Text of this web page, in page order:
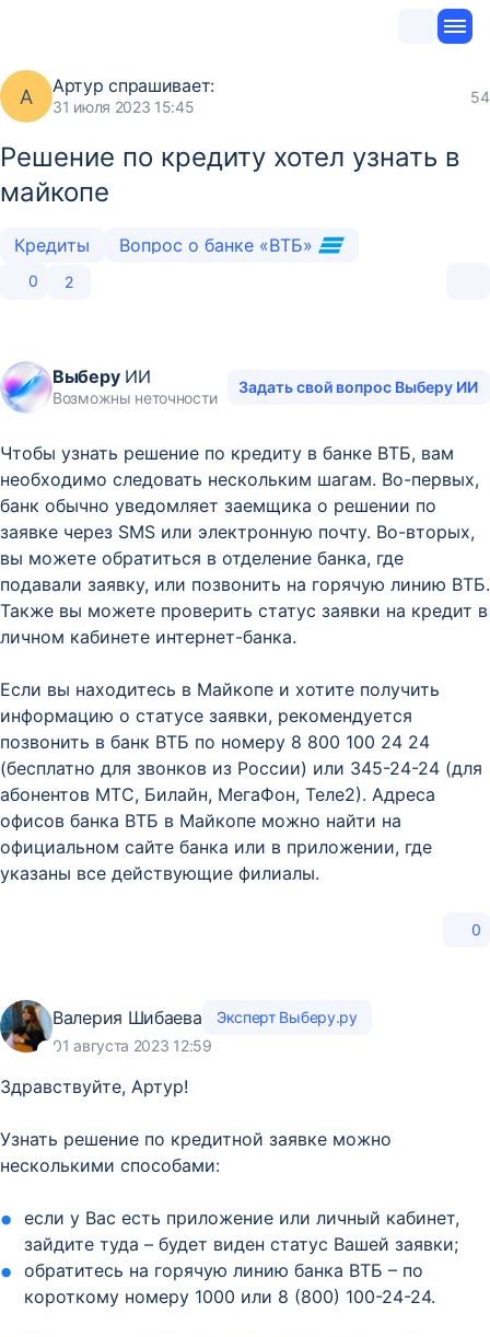
А Артурспрашивает:
31 июля 2023 15:45
54
Решение по кредиту хотел узнать в
майкопе
Кредиты Вопрос о банке «ВТБ»
0 2
ВыберуИИ
Возможны неточности
Задать свой вопрос Выберу ИИ
Чтобы узнать решение по кредиту в банке ВТБ, вам
необходимо следовать нескольким шагам. Во-первых,
банк обычно уведомляет заемщика о решении по
заявке через SMS или электронную почту. Во-вторых,
вы можете обратиться в отделение банка, где
подавали заявку, или позвонить на горячую линию ВТБ.
Также вы можете проверить статус заявки на кредит в
личном кабинете интернет-банка.
Если вы находитесь в Майкопе и хотите получить
информацию о статусе заявки, рекомендуется
позвонить в банк ВТБ по номеру 8 800 100 24 24
(бесплатно для звонков из России) или 345-24-24 (для
абонентов МТС, Билайн, МегаФон, Теле2). Адреса
офисов банка ВТБ в Майкопе можно найти на
официальном сайте банка или в приложении, где
указаны все действующие филиалы.
0
Валерия Шибаева
Эксперт Выберу.ру
01 августа 2023 12:59
Здравствуйте, Артур!
Узнать решение по кредитной заявке можно
несколькими способами:
если у Вас есть приложение или личный кабинет,
зайдите туда – будет виден статус Вашей заявки;
обратитесь на горячую линию банка ВТБ – по
короткому номеру 1000 или 8 (800) 100-24-24.